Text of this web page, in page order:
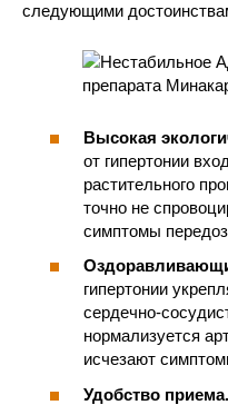
следующими
Высокая
от гипертонии
растительного
точно не
симптомы
гипертонии
сердечно-
нормализуется
исчезают
Удобство приема.